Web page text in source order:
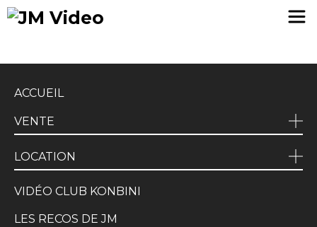
ACCUEIL
VENTE
LOCATION
VIDÉO CLUB KONBINI
LES RECOS DE JM